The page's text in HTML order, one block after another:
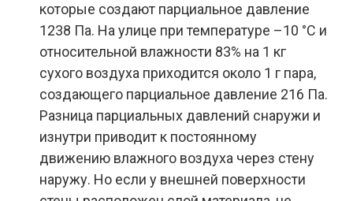
которые создают парциальное давление
1238 Па. На улице при температуре –10 °С и
относительной влажности 83% на 1 кг
сухого воздуха приходится около 1 г пара,
создающего парциальное давление 216 Па.
Разница парциальных давлений снаружи и
изнутри приводит к постоянному
движению влажного воздуха через стену
наружу. Но если у внешней поверхности